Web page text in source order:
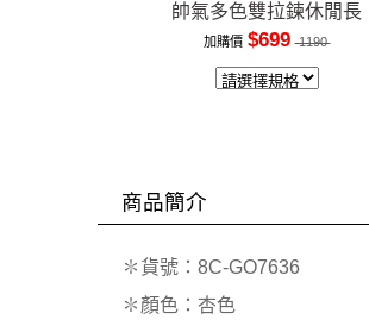
帥氣多色雙拉鍊休閒長
褲
加購價 $699 1190
商品簡介
✽貨號：8C-GO7636
✽顏色：杏色